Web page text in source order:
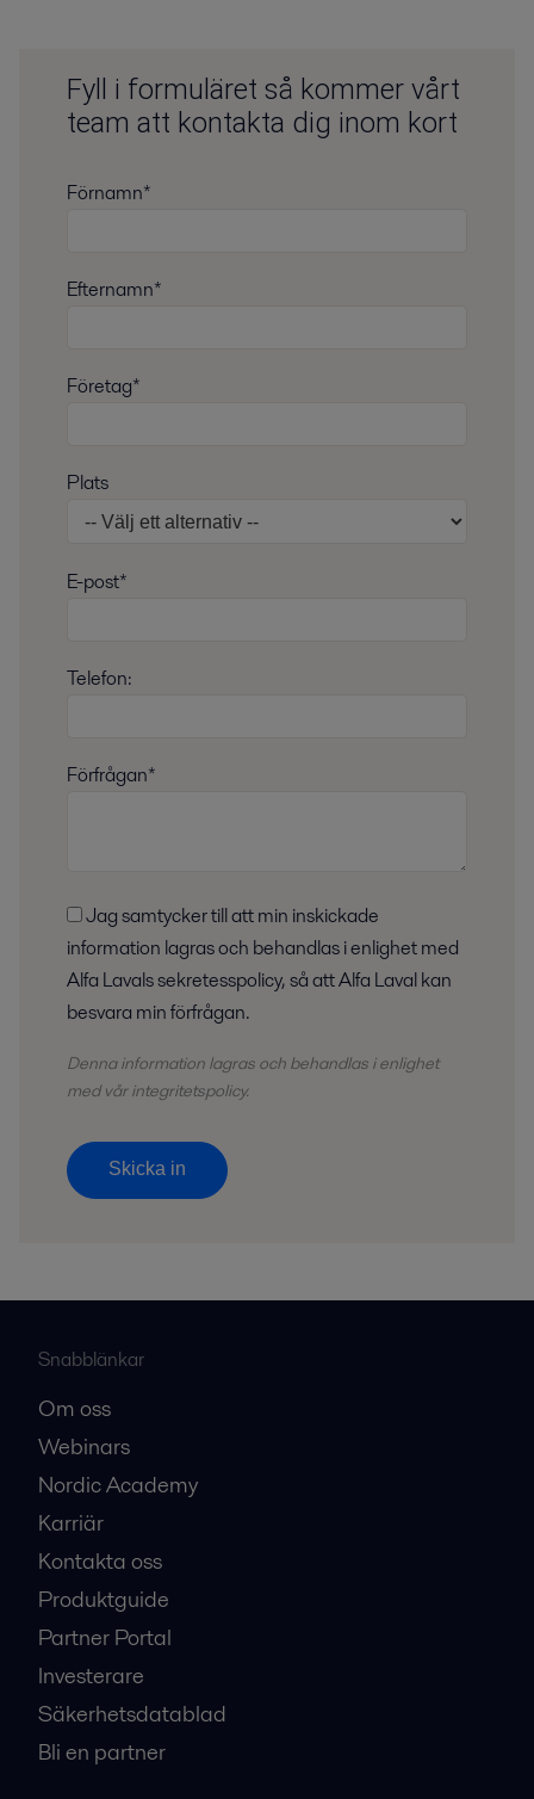
Fyll i formuläret så kommer vårt
team att kontakta dig inom kort
Förnamn*
Efternamn*
Företag*
Plats
E-post*
Telefon:
Förfrågan*
information lagras och behandlas i enlighet med
Alfa Lavals sekretesspolicy, så att Alfa Laval kan
besvara min förfrågan.
Denna information lagras och behandlas i enlighet
med vår integritetspolicy.
Skicka in
Snabblänkar
Om oss
Webinars
Nordic Academy
Karriär
Kontakta oss
Produktguide
Partner Portal
Investerare
Säkerhetsdatablad
Bli en partner